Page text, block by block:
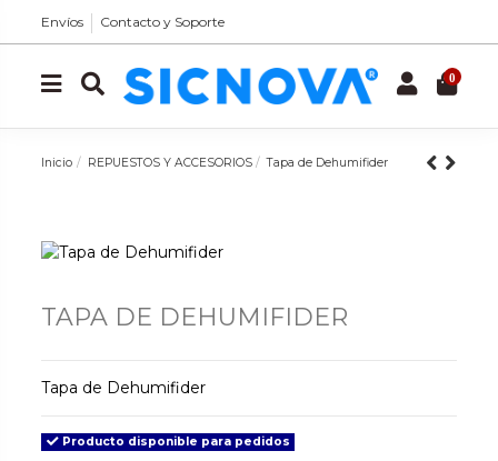
Envíos Contacto y Soporte
0
Inicio REPUESTOS Y ACCESORIOS Tapa de Dehumifider
TAPA DE DEHUMIFIDER
Tapa de Dehumifider
Producto disponible para pedidos